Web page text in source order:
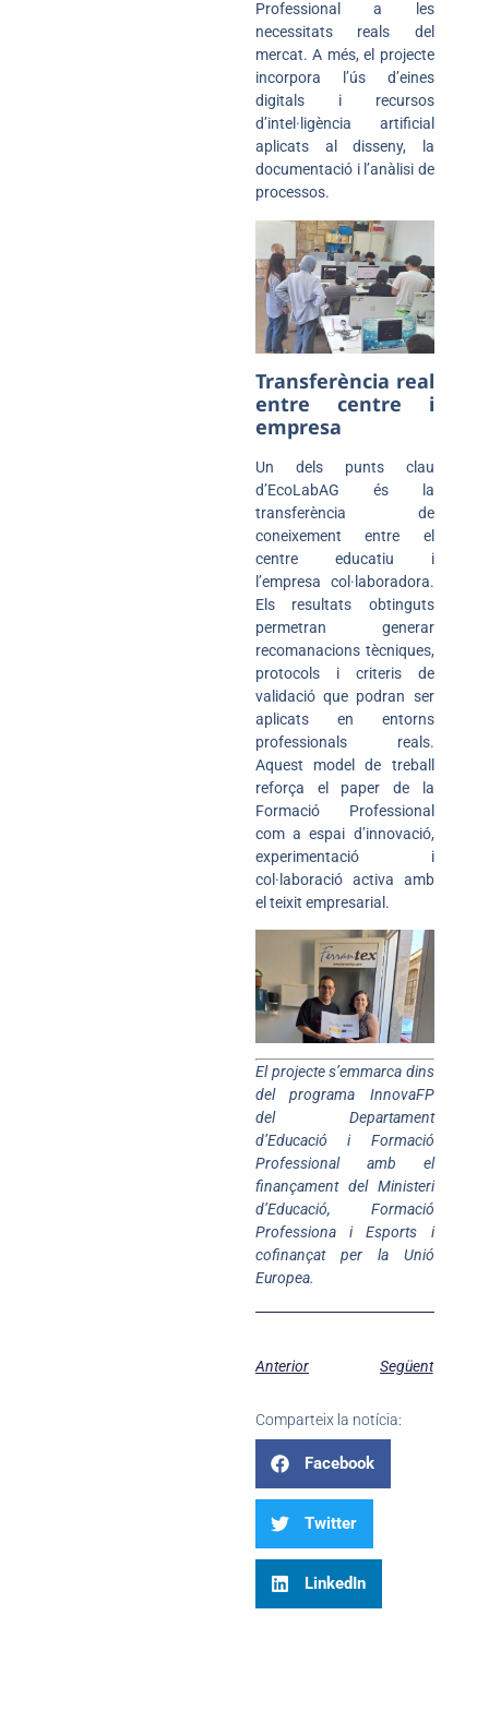
Professional a les
necessitats reals del
mercat. A més, el projecte
incorpora l’ús d’eines
digitals i recursos
d’intel·ligència artificial
aplicats al disseny, la
documentació i l’anàlisi de
processos.
Transferència real
entre centre i
empresa
Un dels punts clau
d’EcoLabAG és la
transferència de
coneixement entre el
centre educatiu i
l’empresa col·laboradora.
Els resultats obtinguts
permetran generar
recomanacions tècniques,
protocols i criteris de
validació que podran ser
aplicats en entorns
professionals reals.
Aquest model de treball
reforça el paper de la
Formació Professional
com a espai d’innovació,
experimentació i
col·laboració activa amb
el teixit empresarial.
El projecte s’emmarca dins
del programa InnovaFP
del Departament
d’Educació i Formació
Professional amb el
finançament del Ministeri
d’Educació, Formació
Professiona i Esports i
cofinançat per la Unió
Europea.
Anterior Següent
Comparteix la notícia:
Facebook
Twitter
LinkedIn